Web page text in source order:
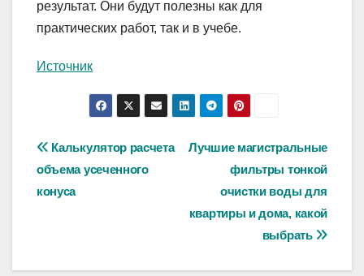
результат. Они будут полезны как для
практических работ, так и в учебе.
Источник
Навигация
по
Лучшие магистральные
фильтры тонкой
очистки воды для
квартиры и дома, какой
выбрать
Калькулятор расчета
объема усеченного
конуса